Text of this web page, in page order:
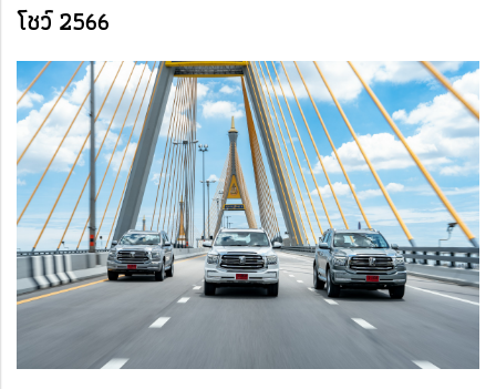
โชว์ 2566